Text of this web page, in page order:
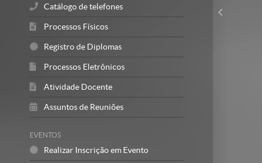
Catálogo de telefones
Processos Físicos
Registro de Diplomas
Processos Eletrônicos
Atividade Docente
Assuntos de Reuniões
EVENTOS
Realizar Inscrição em Evento